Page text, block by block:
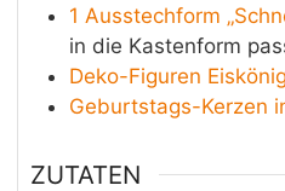
1 Ausstechform
in die Kastenform
Deko-Figuren
Geburtstags-Kerzen
ZUTATEN